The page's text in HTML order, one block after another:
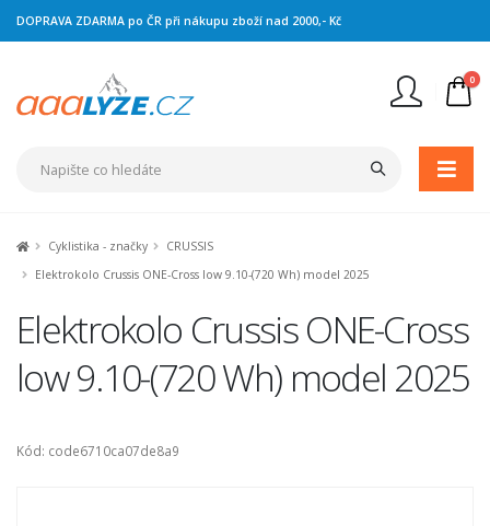
DOPRAVA ZDARMA po ČR při nákupu zboží nad 2000,- Kč
0
Cyklistika - značky
CRUSSIS
Elektrokolo Crussis ONE-Cross low 9.10-(720 Wh) model 2025
Elektrokolo Crussis ONE-Cross
low 9.10-(720 Wh) model 2025
Kód: code6710ca07de8a9